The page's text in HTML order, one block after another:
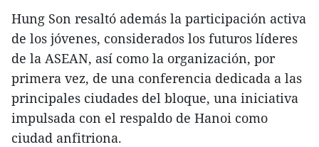
Hung Son resaltó además la participación activa
de los jóvenes, considerados los futuros líderes
de la ASEAN, así como la organización, por
primera vez, de una conferencia dedicada a las
principales ciudades del bloque, una iniciativa
impulsada con el respaldo de Hanoi como
ciudad anfitriona.